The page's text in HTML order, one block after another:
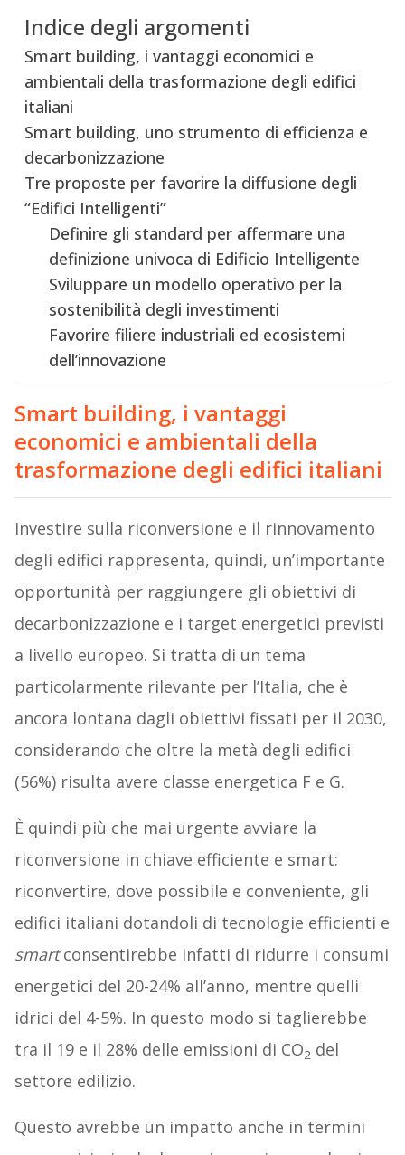
Indice degli argomenti
Smart building, i vantaggi economici e
ambientali della trasformazione degli edifici
italiani
Smart building, uno strumento di efficienza e
decarbonizzazione
Tre proposte per favorire la diffusione degli
“Edifici Intelligenti”
Definire gli standard per affermare una
definizione univoca di Edificio Intelligente
Sviluppare un modello operativo per la
sostenibilità degli investimenti
Favorire filiere industriali ed ecosistemi
dell’innovazione
Smart building, i vantaggi
economici e ambientali della
trasformazione degli edifici italiani
Investire sulla riconversione e il rinnovamento
degli edifici rappresenta, quindi, un’importante
opportunità per raggiungere gli obiettivi di
decarbonizzazione e i target energetici previsti
a livello europeo. Si tratta di un tema
particolarmente rilevante per l’Italia, che è
ancora lontana dagli obiettivi fissati per il 2030,
considerando che oltre la metà degli edifici
(56%) risulta avere classe energetica F e G.
È quindi più che mai urgente avviare la
riconversione in chiave efficiente e smart:
riconvertire, dove possibile e conveniente, gli
edifici italiani dotandoli di tecnologie efficienti e
smartconsentirebbe infatti di ridurre i consumi
energetici del 20-24% all’anno, mentre quelli
idrici del 4-5%. In questo modo si taglierebbe
tra il 19 e il 28% delle emissioni di CO2 del
settore edilizio.
Questo avrebbe un impatto anche in termini